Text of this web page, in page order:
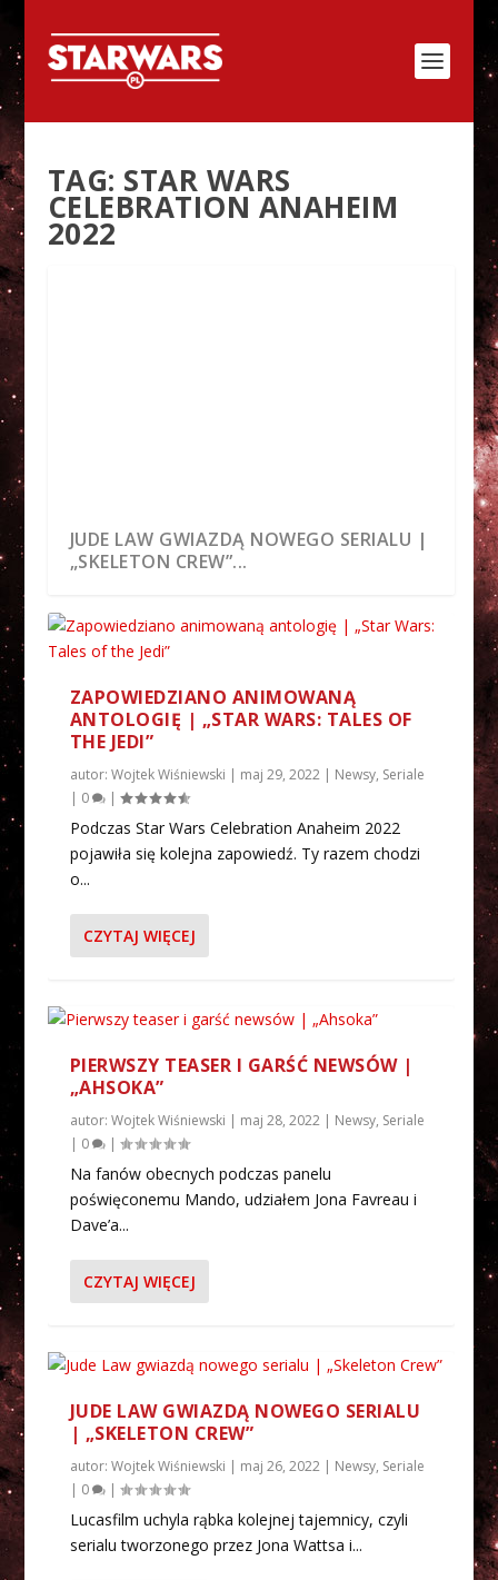
TAG: STAR WARS
CELEBRATION ANAHEIM
2022
JUDE LAW GWIAZDĄ NOWEGO SERIALU |
„SKELETON CREW”...
TRAILER, DATA PREMIERY I WIĘCEJ! |
„ANDOR”
NAJCIEKAWSZE PANELE STAR WARS
CELEBRATION ANAHEIM ...
ZAPOWIEDZIANE PANELE, GOŚCIE I
WIĘCEJ | STAR WARS ...
ZAPOWIEDZIANO ANIMOWANĄ
ANTOLOGIĘ | „STAR WARS: TALES OF
THE JEDI”
autor: Wojtek Wiśniewski | maj 29, 2022| Newsy, Seriale
| 0 |
Podczas Star Wars Celebration Anaheim 2022
pojawiła się kolejna zapowiedź. Ty razem chodzi
o...
CZYTAJ WIĘCEJ
PIERWSZY TEASER I GARŚĆ NEWSÓW |
„AHSOKA”
autor: Wojtek Wiśniewski | maj 28, 2022| Newsy, Seriale
| 0 |
Na fanów obecnych podczas panelu
poświęconemu Mando, udziałem Jona Favreau i
Dave’a...
CZYTAJ WIĘCEJ
JUDE LAW GWIAZDĄ NOWEGO SERIALU
| „SKELETON CREW”
autor: Wojtek Wiśniewski | maj 26, 2022| Newsy, Seriale
| 0 |
Lucasfilm uchyla rąbka kolejnej tajemnicy, czyli
serialu tworzonego przez Jona Wattsa i...